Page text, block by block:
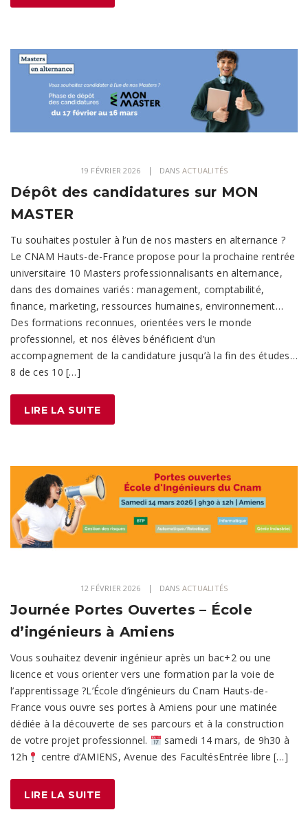
19 FÉVRIER 2026 DANS ACTUALITÉS
Dépôt des candidatures sur MON
MASTER
Tu souhaites postuler à l’un de nos masters en alternance ?
Le CNAM Hauts-de-France propose pour la prochaine rentrée
universitaire 10 Masters professionnalisants en alternance,
dans des domaines variés : management, comptabilité,
finance, marketing, ressources humaines, environnement…
Des formations reconnues, orientées vers le monde
professionnel, et nos élèves bénéficient d’un
accompagnement de la candidature jusqu’à la fin des études…
8 de ces 10 […]
LIRE LA SUITE
12 FÉVRIER 2026 DANS ACTUALITÉS
Journée Portes Ouvertes – École
d’ingénieurs à Amiens
Vous souhaitez devenir ingénieur après un bac+2 ou une
licence et vous orienter vers une formation par la voie de
l’apprentissage ?L’École d’ingénieurs du Cnam Hauts-de-
France vous ouvre ses portes à Amiens pour une matinée
dédiée à la découverte de ses parcours et à la construction
de votre projet professionnel.
samedi 14 mars, de 9h30 à
12h
centre d’AMIENS, Avenue des FacultésEntrée libre […]
LIRE LA SUITE